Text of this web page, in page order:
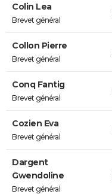
Colin Lea
Brevet général
Collon Pierre
Brevet général
Conq Fantig
Brevet général
Cozien Eva
Brevet général
Dargent
Gwendoline
Brevet général